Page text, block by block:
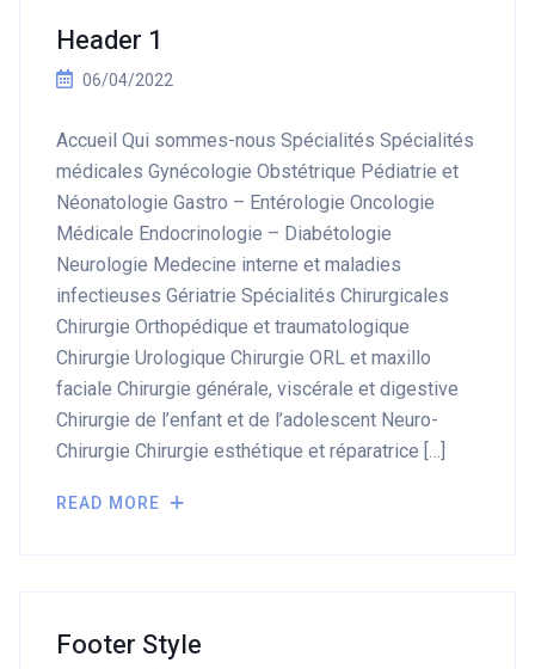
OK
European Commission | Cookies
Header 1
06/04/2022
Accueil Qui sommes-nous Spécialités Spécialités
médicales Gynécologie Obstétrique Pédiatrie et
Néonatologie Gastro – Entérologie Oncologie
Médicale Endocrinologie – Diabétologie
Neurologie Medecine interne et maladies
infectieuses Gériatrie Spécialités Chirurgicales
Chirurgie Orthopédique et traumatologique
Chirurgie Urologique Chirurgie ORL et maxillo
faciale Chirurgie générale, viscérale et digestive
Chirurgie de l’enfant et de l’adolescent Neuro-
Chirurgie Chirurgie esthétique et réparatrice […]
READ MORE
Footer Style